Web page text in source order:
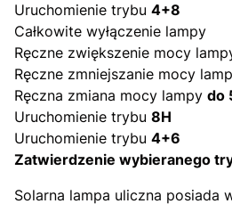
Uruchomienie trybu 4+8
Całkowite wyłączenie lampy
Ręczne zwiększenie mocy
Ręczne zmniejszanie mocy
Ręczna zmiana mocy lampy do
Uruchomienie trybu 8H
Uruchomienie trybu 4+6
Zatwierdzenie wybieranego
Solarna lampa uliczna posiada